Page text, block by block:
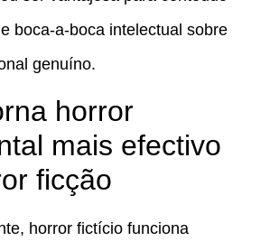
boca-a-boca intelectual sobre
genuíno.
horror
mais efectivo
ficção
horror fictício funciona